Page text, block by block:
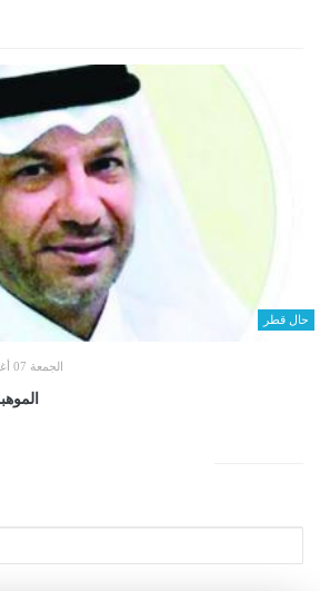
حال قطر
الجمعة 07 أغسطس 2026 12:23 صباحاً